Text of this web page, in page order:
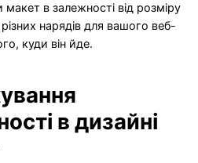
в залежності від розміру
нарядів для вашого веб-
куди він йде.
в дизайні